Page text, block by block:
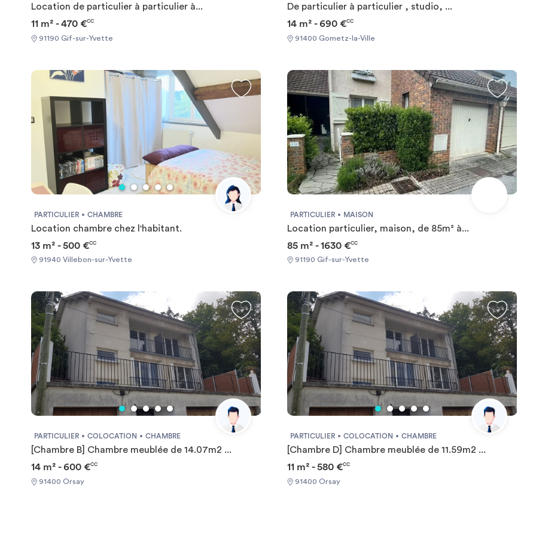
Location de particulier à particulier à...
11 m² - 470 €CC
91190 Gif-sur-Yvette
De particulier à particulier , studio, ...
14 m² - 690 €CC
91400 Gometz-la-Ville
PARTICULIER CHAMBRE
Location chambre chez l'habitant.
13 m² - 500 €CC
91940 Villebon-sur-Yvette
PARTICULIER MAISON
Location particulier, maison, de 85m² à...
85 m² - 1630 €CC
91190 Gif-sur-Yvette
PARTICULIER COLOCATION CHAMBRE
[Chambre B] Chambre meublée de 14.07m2 ...
14 m² - 600 €CC
91400 Orsay
PARTICULIER COLOCATION CHAMBRE
[Chambre D] Chambre meublée de 11.59m2 ...
11 m² - 580 €CC
91400 Orsay